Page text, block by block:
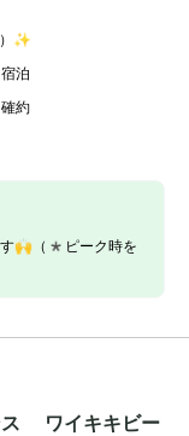
✨
泊
約
🙌（*ピーク時を
ワイキキビー